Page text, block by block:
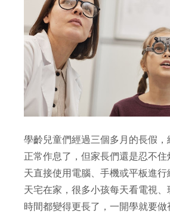
學齡兒童們經過三個多月的長假
正常作息了，但家長們還是忍不
天直接使用電腦、手機或平板進
天宅在家，很多小孩每天看電視
時間都變得更長了，一開學就要